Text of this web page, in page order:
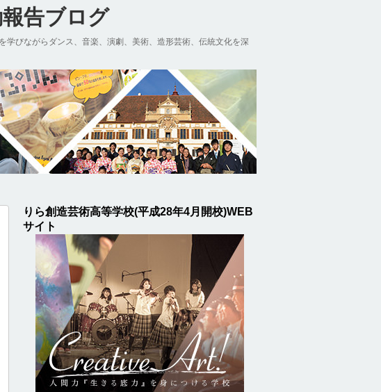
告ブログ
びながらダンス、音楽、演劇、美術、造形芸術、伝統文化を深
りら創造芸術高等学校(平成28年4月開校)WEB
サイト